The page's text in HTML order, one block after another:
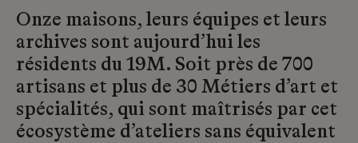
Onze maisons, leurs équipes et leurs
archives sont aujourd’hui les
résidents du 19M. Soit près de 700
artisans et plus de 30 Métiers d’art et
spécialités, qui sont maîtrisés par cet
écosystème d’ateliers sans équivalent